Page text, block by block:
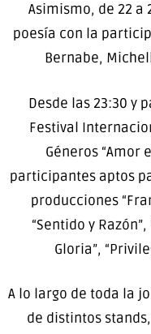
Asimismo, de 22 a
poesía con la
Bernabe,
Desde las 23:30 y
Festival
Géneros “Amor
participantes aptos
producciones
“Sentido y
Gloria”,
A lo largo de toda la
de distintos